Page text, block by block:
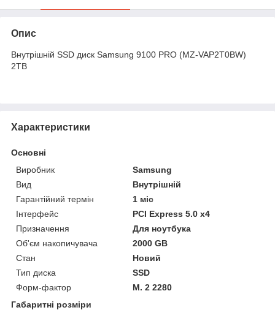
Опис
Внутрішній SSD диск Samsung 9100 PRO (MZ-VAP2T0BW)
2TB
Характеристики
Основні
Виробник
Samsung
Вид
Внутрішній
Гарантійний термін
1 міс
Інтерфейс
PCI Express 5.0 x4
Призначення
Для ноутбука
Об'єм накопичувача
2000 GB
Стан
Новий
Тип диска
SSD
Форм-фактор
М. 2 2280
Габаритні розміри